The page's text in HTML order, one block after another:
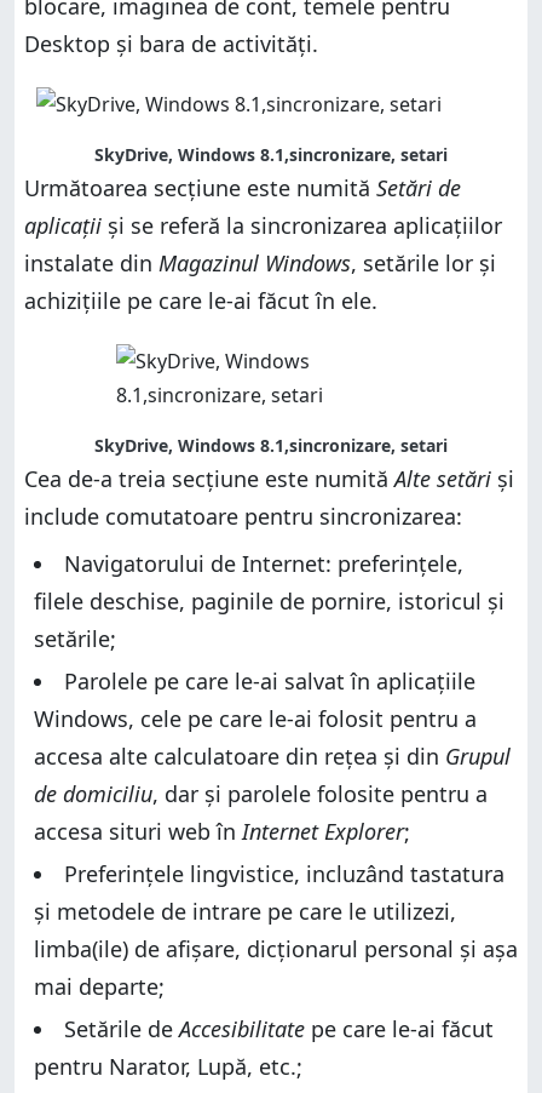
blocare, imaginea de cont, temele pentru
Desktop și bara de activități.
SkyDrive, Windows 8.1,sincronizare, setari
Următoarea secțiune este numită Setări de
aplicații și se referă la sincronizarea aplicațiilor
instalate din Magazinul Windows, setările lor și
achizițiile pe care le-ai făcut în ele.
SkyDrive, Windows 8.1,sincronizare, setari
Cea de-a treia secțiune este numităAlte setări și
include comutatoare pentru sincronizarea:
Navigatorului de Internet: preferințele,
filele deschise, paginile de pornire, istoricul și
setările;
Parolele pe care le-ai salvat în aplicațiile
Windows, cele pe care le-ai folosit pentru a
accesa alte calculatoare din rețea și din Grupul
de domiciliu, dar și parolele folosite pentru a
accesa situri web înInternet Explorer;
Preferințele lingvistice, incluzând tastatura
și metodele de intrare pe care le utilizezi,
limba(ile) de afișare, dicționarul personal și așa
mai departe;
Setările deAccesibilitate pe care le-ai făcut
pentru Narator, Lupă, etc.;